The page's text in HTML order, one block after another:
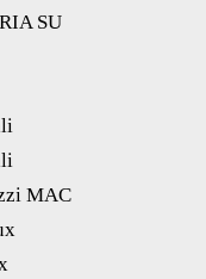
SU
MAC